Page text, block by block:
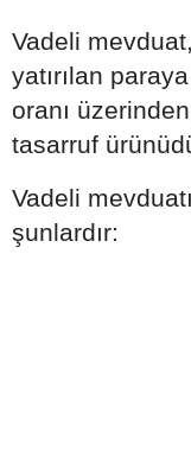
Vadeli
yatırılan
oranı
tasarruf
Vadeli
şunlardır: